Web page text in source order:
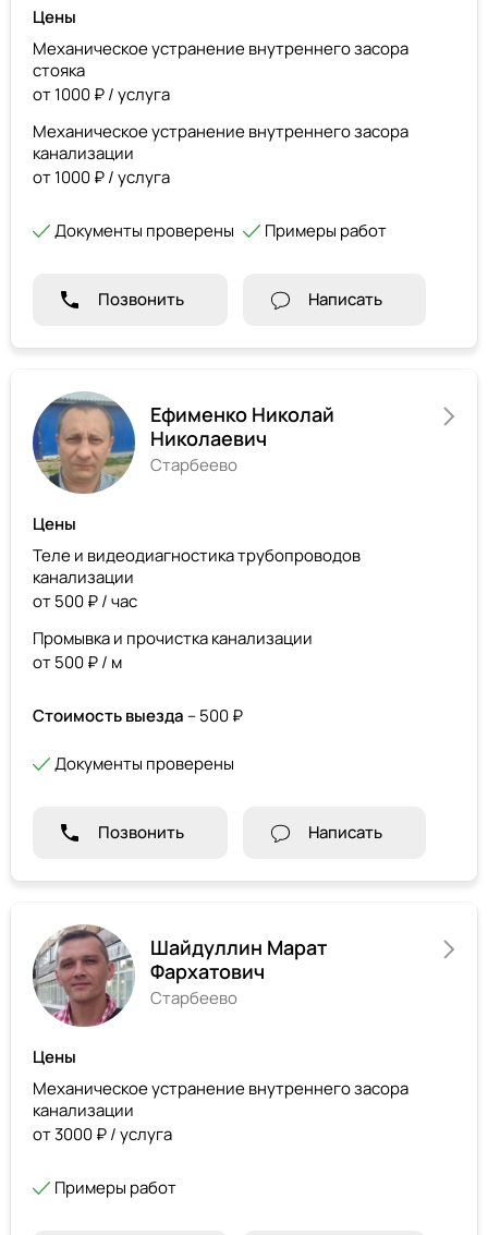
Цены
Механическое устранение внутреннего засора
стояка
от 1000 ₽ / услуга
Механическое устранение внутреннего засора
канализации
от 1000 ₽ / услуга
Документы проверены Примеры работ
Позвонить Написать
Ефименко Николай
Николаевич
Старбеево
Цены
Теле и видеодиагностика трубопроводов
канализации
от 500 ₽ / час
Промывка и прочистка канализации
от 500 ₽ / м
Стоимость выезда – 500 ₽
Документы проверены
Позвонить Написать
Шайдуллин Марат
Фархатович
Старбеево
Цены
Механическое устранение внутреннего засора
канализации
от 3000 ₽ / услуга
Примеры работ